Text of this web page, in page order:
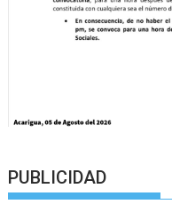
PUBLICIDAD